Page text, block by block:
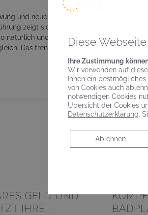
und neuer,
zeigt sich die
natürlich und
Das trendige Re-
aus.…
GELD UND
IHRE
Diese
Ihre Zustimmung
Wir verwenden auf
Ihnen ein
von Cookies auch
notwendigen Cookies
Übersicht der Cookies
Datenschutzerklärung.
Ablehnen
Ablehnen